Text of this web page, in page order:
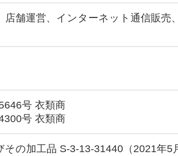
舗運営、インターネット通信販
号 衣類商
号 衣類商
の加工品 S-3-13-31440（2021年5